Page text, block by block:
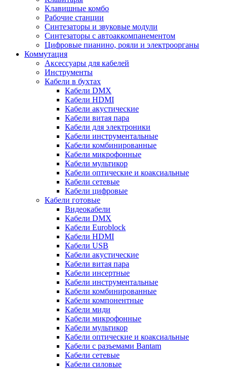
Клавишные комбо
Рабочие станции
Синтезаторы и звуковые модули
Синтезаторы с автоаккомпанементом
Цифровые пианино, рояли и электроорганы
Коммутация
Аксессуары для кабелей
Инструменты
Кабели в бухтах
Кабели DMX
Кабели HDMI
Кабели акустические
Кабели витая пара
Кабели для электроники
Кабели инструментальные
Кабели комбинированные
Кабели микрофонные
Кабели мультикор
Кабели оптические и коаксиальные
Кабели сетевые
Кабели цифровые
Кабели готовые
Видеокабели
Кабели DMX
Кабели Euroblock
Кабели HDMI
Кабели USB
Кабели акустические
Кабели витая пара
Кабели инсертные
Кабели инструментальные
Кабели комбинированные
Кабели компонентные
Кабели миди
Кабели микрофонные
Кабели мультикор
Кабели оптические и коаксиальные
Кабели с разъемами Bantam
Кабели сетевые
Кабели силовые